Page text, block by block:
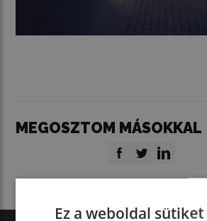
MEGOSZTOM MÁSOKKAL
Ez a weboldal sütiket